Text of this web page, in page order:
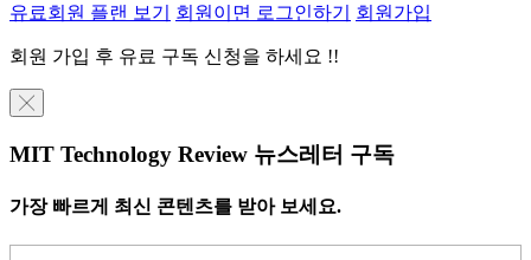
유료회원 플랜 보기 회원이면 로그인하기 회원가입
회원 가입 후 유료 구독 신청을 하세요 !!
╳
MIT Technology Review 뉴스레터 구독
가장 빠르게 최신 콘텐츠를 받아 보세요.